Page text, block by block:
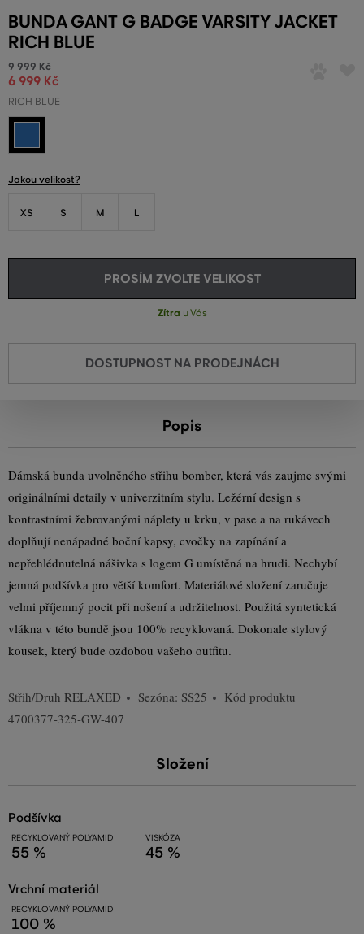
BUNDA GANT G BADGE VARSITY JACKET
RICH BLUE
9 999 Kč
6 999 Kč
RICH BLUE
Jakou velikost?
XS S M L
PROSÍM ZVOLTE VELIKOST
Zítra u Vás
DOSTUPNOST NA PRODEJNÁCH
Popis
Dámská bunda uvolněného střihu bomber, která vás zaujme svými
originálními detaily v univerzitním stylu. Ležérní design s
kontrastními žebrovanými náplety u krku, v pase a na rukávech
doplňují nenápadné boční kapsy, cvočky na zapínání a
nepřehlédnutelná nášivka s logem G umístěná na hrudi. Nechybí
jemná podšívka pro větší komfort. Materiálové složení zaručuje
velmi příjemný pocit při nošení a udržitelnost. Použitá syntetická
vlákna v této bundě jsou 100% recyklovaná. Dokonale stylový
kousek, který bude ozdobou vašeho outfitu.
Střih/Druh RELAXED Sezóna: SS25
Kód produktu
4700377-325-GW-407
Složení
podšívka
RECYKLOVANÝ POLYAMID
55 %
VISKÓZA
45 %
vrchní materiál
RECYKLOVANÝ POLYAMID
100 %